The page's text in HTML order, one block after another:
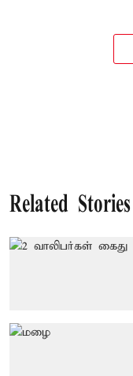
Related Stories